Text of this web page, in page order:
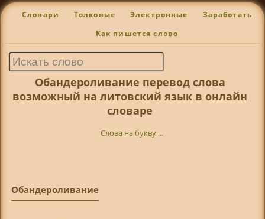
Словари Толковые Электронные Заработать
Как пишется слово
Обандероливание перевод слова
возможный на литовский язык в онлайн
словаре
Слова на букву ...
Обандероливание